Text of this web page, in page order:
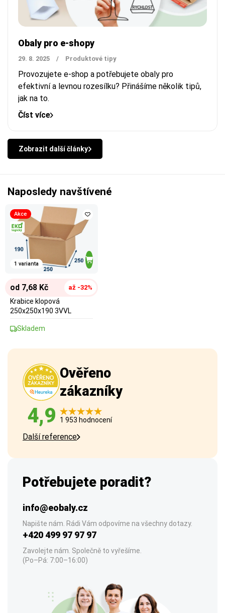
Obaly pro e-shopy
29. 8. 2025 / Produktové tipy
Provozujete e-shop a potřebujete obaly pro
efektivní a levnou rozesílku? Přinášíme několik tipů,
jak na to.
Číst více
Zobrazit další články
Naposledy navštívené
Akce
1 varianta
od 7,68 Kč až -32%
Krabice klopová
250x250x190 3VVL
Skladem
Ověřeno
zákazníky
4,9 1 953 hodnocení
Další reference
Potřebujete poradit?
info@eobaly.cz
Napište nám. Rádi Vám odpovíme na všechny dotazy.
+420 499 97 97 97
Zavolejte nám. Společně to vyřešíme.
(Po–Pá: 7:00–16:00)